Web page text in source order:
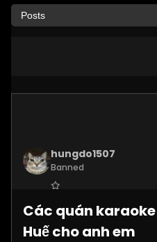
hungdo1507
Banned
Posts:3873
Các quán
Huế cho anh em